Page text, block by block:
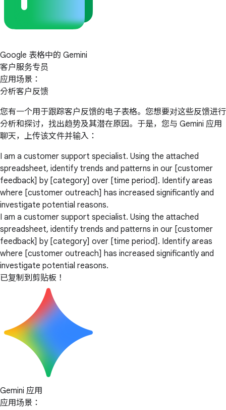
Google 表格中的 Gemini
客户服务专员
应用场景：
分析客户反馈
您有一个用于跟踪客户反馈的电子表格。您想要对这些反馈进行
分析和探讨，找出趋势及其潜在原因。于是，您与 Gemini 应用
聊天，上传该文件并输入：
I am a customer support specialist. Using the attached
spreadsheet, identify trends and patterns in our [customer
feedback] by [category] over [time period]. Identify areas
where [customer outreach] has increased significantly and
investigate potential reasons.
I am a customer support specialist. Using the attached
spreadsheet, identify trends and patterns in our [customer
feedback] by [category] over [time period]. Identify areas
where [customer outreach] has increased significantly and
investigate potential reasons.
已复制到剪贴板！
Gemini 应用
应用场景：